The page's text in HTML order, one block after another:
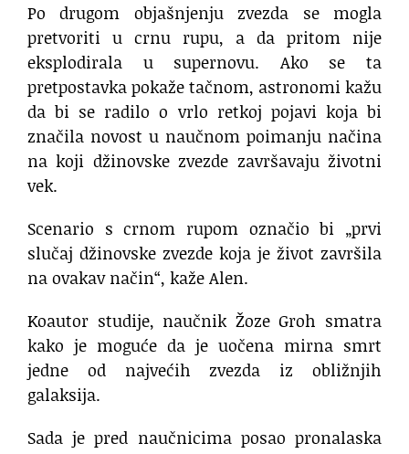
Po drugom objašnjenju zvezda se mogla
pretvoriti u crnu rupu, a da pritom nije
eksplodirala u supernovu. Ako se ta
pretpostavka pokaže tačnom, astronomi kažu
da bi se radilo o vrlo retkoj pojavi koja bi
značila novost u naučnom poimanju načina
na koji džinovske zvezde završavaju životni
vek.
Scenario s crnom rupom označio bi „prvi
slučaj džinovske zvezde koja je život završila
na ovakav način“, kaže Alen.
Koautor studije, naučnik Žoze Groh smatra
kako je moguće da je uočena mirna smrt
jedne od najvećih zvezda iz obližnjih
galaksija.
Sada je pred naučnicima posao pronalaska